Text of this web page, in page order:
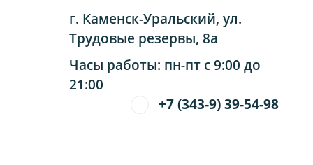
г. Каменск-Уральский, ул.
Трудовые резервы, 8а
Часы работы: пн-пт с 9:00 до
21:00
+7 (343-9) 39-54-98